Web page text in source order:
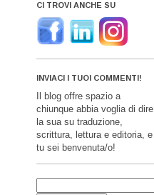
CI TROVI ANCHE SU
INVIACI I TUOI COMMENTI!
Il blog offre spazio a
chiunque abbia voglia di dire
la sua su traduzione,
scrittura, lettura e editoria, e
tu sei benvenuta/o!